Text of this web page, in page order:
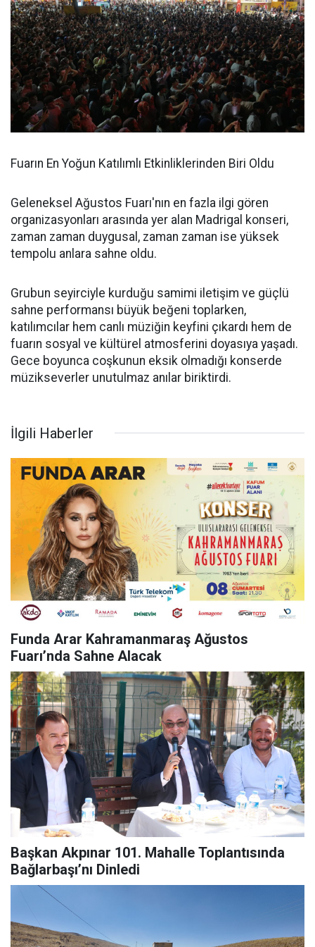
Fuarın En Yoğun Katılımlı Etkinliklerinden Biri Oldu
Geleneksel Ağustos Fuarı'nın en fazla ilgi gören
organizasyonları arasında yer alan Madrigal konseri,
zaman zaman duygusal, zaman zaman ise yüksek
tempolu anlara sahne oldu.
Grubun seyirciyle kurduğu samimi iletişim ve güçlü
sahne performansı büyük beğeni toplarken,
katılımcılar hem canlı müziğin keyfini çıkardı hem de
fuarın sosyal ve kültürel atmosferini doyasıya yaşadı.
Gece boyunca coşkunun eksik olmadığı konserde
müzikseverler unutulmaz anılar biriktirdi.
İlgili Haberler
Funda Arar Kahramanmaraş Ağustos
Fuarı’nda Sahne Alacak
Başkan Akpınar 101. Mahalle Toplantısında
Bağlarbaşı’nı Dinledi